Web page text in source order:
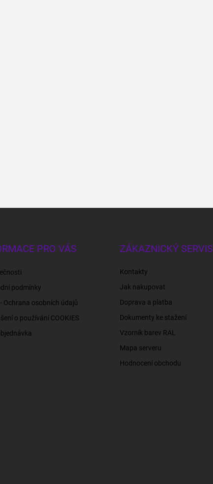
PRO VÁS
podmínky
- Ochrana osobních údajů
o používání COOKIES
ZÁKAZNICKÝ SERVIS
Kontakty
Jak nakupovat
Doprava a platba
Dokumenty ke stažení
Vzorník barev RAL
Mapa serveru
Hodnocení obchodu